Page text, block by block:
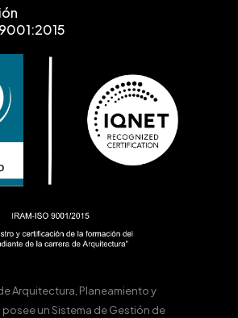
Arquitectura, Planeamiento y
posee un Sistema de Gestión de